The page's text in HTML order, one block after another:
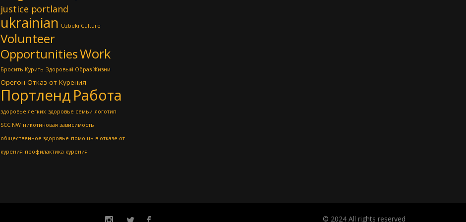
justice portland
ukrainian Uzbeki Culture
Volunteer
OpportunitiesWork
Бросить Курить Здоровый Образ Жизни
Орегон Отказ от Курения
Портленд Работа
здоровье легких здоровье семьи логотип
SCC NW никотиновая зависимость
общественное здоровье помощь в отказе от
курения профилактика курения
© 2024 All rights reserved